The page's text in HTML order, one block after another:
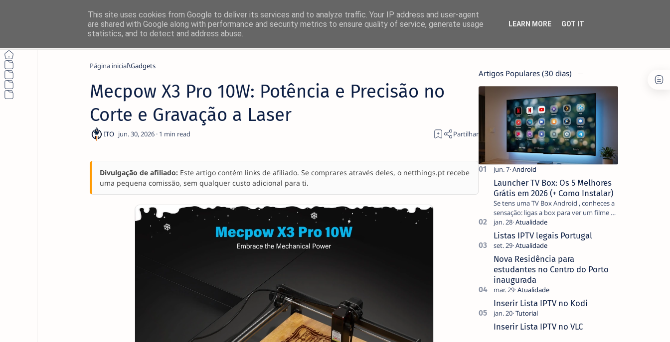
Página inicial Gadgets
Mecpow X3 Pro 10W: Potência e Precisão no
Corte e Gravação a Laser
1
Divulgação de afiliado:Este artigo contém links de afiliado. Se comprares através deles, o netthings.pt recebe
uma pequena comissão, sem qualquer custo adicional para ti.
Artigos Populares (30 dias)
Launcher TV Box: Os 5 Melhores
Grátis em 2026 (+ Como Instalar)
Se tens uma TV Box Android , conheces a
sensação: ligas a box para ver um filme e
o ecrã inicial está coberto de sugestões
que não pediste, ban…
Listas IPTV legais Portugal
Nova Residência para
estudantes no Centro do Porto
inaugurada
Inserir Lista IPTV no Kodi
Inserir Lista IPTV no VLC
This site uses cookies from Google to deliver its services and to analyze traffic. Your IP address and user-agent
are shared with Google along with performance and security metrics to ensure quality of service, generate usage
statistics, and to detect and address abuse.
LEARN MORE GOT IT